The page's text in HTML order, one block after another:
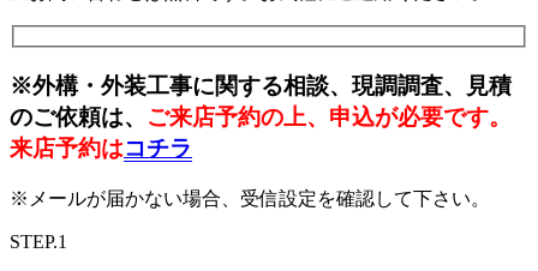
※外構・外装工事に関する相談、現調調査、見積
のご依頼は、 ご来店予約の上、申込が必要です。
来店予約はコチラ
※メールが届かない場合、受信設定を確認して下さい。
STEP.1